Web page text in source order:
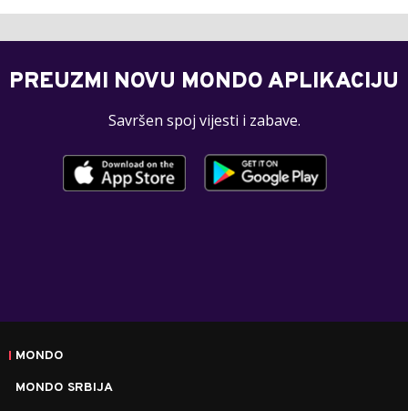
PREUZMI NOVU MONDO APLIKACIJU
Savršen spoj vijesti i zabave.
MONDO
MONDO SRBIJA